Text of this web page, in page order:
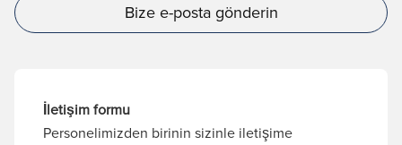
Bize e-posta gönderin
İletişim formu
Personelimizden birinin sizinle iletişime